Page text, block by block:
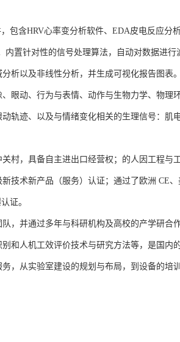
包含HRV心率变分析软件、EDA皮电反应分
内置针对性的信号处理算法，自动对数据进
析以及非线性分析，并生成可视化报告图表
眼动、行为与表情、动作与生物力学、物理
轨迹、以及与情绪变化相关的生理信号：肌
村，具备自主进出口经营权；的人因工程与
技术新产品（服务）认证；通过了欧洲 CE、
证。
，并通过多年与科研机构及高校的产学研合
和人机工效评价技术与研究方法等，是国内
，从实验室建设的规划与布局，到设备的培